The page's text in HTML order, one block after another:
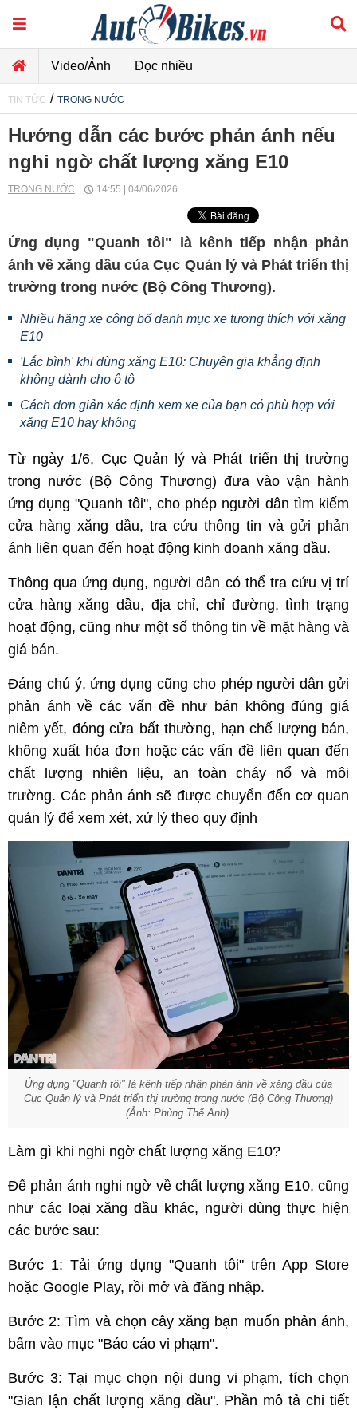
Video/Ảnh Đọc nhiều
TIN TỨC / TRONG NƯỚC
Hướng dẫn các bước phản ánh nếu
nghi ngờ chất lượng xăng E10
TRONG NƯỚC 14:55 | 04/06/2026
Ứng dụng "Quanh tôi" là kênh tiếp nhận phản
ánh về xăng dầu của Cục Quản lý và Phát triển thị
trường trong nước (Bộ Công Thương).
Nhiều hãng xe công bố danh mục xe tương thích với xăng
E10
'Lắc bình' khi dùng xăng E10: Chuyên gia khẳng định
không dành cho ô tô
Cách đơn giản xác định xem xe của bạn có phù hợp với
xăng E10 hay không
Từ ngày 1/6, Cục Quản lý và Phát triển thị trường
trong nước (Bộ Công Thương) đưa vào vận hành
ứng dụng "Quanh tôi", cho phép người dân tìm kiếm
cửa hàng xăng dầu, tra cứu thông tin và gửi phản
ánh liên quan đến hoạt động kinh doanh xăng dầu.
Thông qua ứng dụng, người dân có thể tra cứu vị trí
cửa hàng xăng dầu, địa chỉ, chỉ đường, tình trạng
hoạt động, cũng như một số thông tin về mặt hàng và
giá bán.
Đáng chú ý, ứng dụng cũng cho phép người dân gửi
phản ánh về các vấn đề như bán không đúng giá
niêm yết, đóng cửa bất thường, hạn chế lượng bán,
không xuất hóa đơn hoặc các vấn đề liên quan đến
chất lượng nhiên liệu, an toàn cháy nổ và môi
trường. Các phản ánh sẽ được chuyển đến cơ quan
quản lý để xem xét, xử lý theo quy định
Ứng dụng "Quanh tôi" là kênh tiếp nhận phản ánh về xăng dầu của
Cục Quản lý và Phát triển thị trường trong nước (Bộ Công Thương)
(Ảnh: Phùng Thế Anh).
Làm gì khi nghi ngờ chất lượng xăng E10?
Để phản ánh nghi ngờ về chất lượng xăng E10, cũng
như các loại xăng dầu khác, người dùng thực hiện
các bước sau:
Bước 1: Tải ứng dụng "Quanh tôi" trên App Store
hoặc Google Play, rồi mở và đăng nhập.
Bước 2: Tìm và chọn cây xăng bạn muốn phản ánh,
bấm vào mục "Báo cáo vi phạm".
Bước 3: Tại mục chọn nội dung vi phạm, tích chọn
"Gian lận chất lượng xăng dầu". Phần mô tả chi tiết